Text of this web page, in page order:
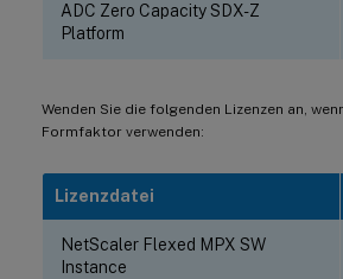
ADC Zero Capacity SDX-Z
Platform
Wenden Sie die folgenden Lizenzen an,
Formfaktor verwenden:
Lizenzdatei
NetScaler Flexed MPX SW
Instance